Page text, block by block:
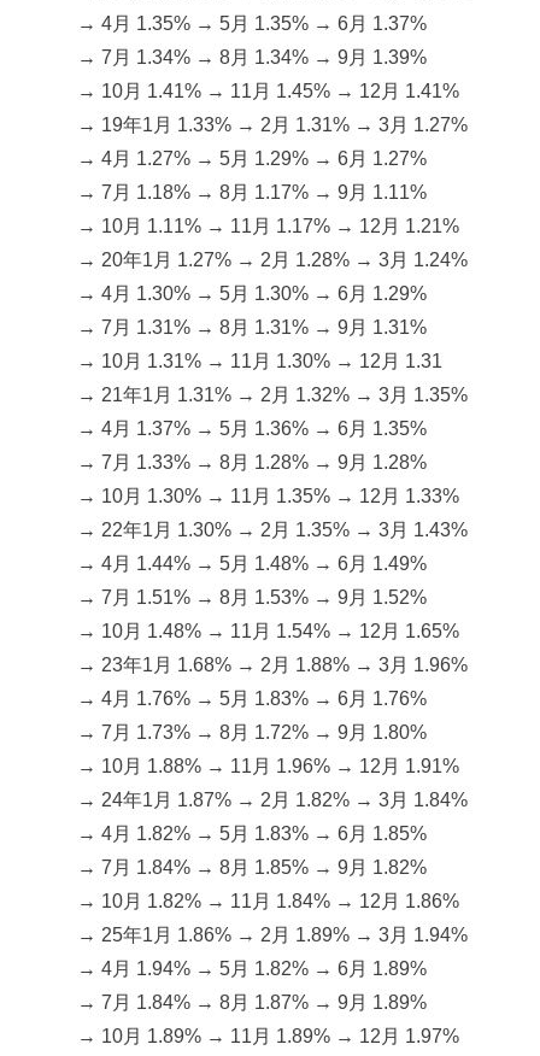
→ 4月 1.35% → 5月 1.35% → 6月 1.37%
→ 7月 1.34% → 8月 1.34% → 9月 1.39%
→ 10月 1.41% → 11月 1.45% → 12月 1.41%
→ 19年1月 1.33% → 2月 1.31% → 3月 1.27%
→ 4月 1.27% → 5月 1.29% → 6月 1.27%
→ 7月 1.18% → 8月 1.17% → 9月 1.11%
→ 10月 1.11% → 11月 1.17% → 12月 1.21%
→ 20年1月 1.27% → 2月 1.28% → 3月 1.24%
→ 4月 1.30% → 5月 1.30% → 6月 1.29%
→ 7月 1.31% → 8月 1.31% → 9月 1.31%
→ 10月 1.31% → 11月 1.30% → 12月 1.31
→ 21年1月 1.31% → 2月 1.32% → 3月 1.35%
→ 4月 1.37% → 5月 1.36% → 6月 1.35%
→ 7月 1.33% → 8月 1.28% → 9月 1.28%
→ 10月 1.30% → 11月 1.35% → 12月 1.33%
→ 22年1月 1.30% → 2月 1.35% → 3月 1.43%
→ 4月 1.44% → 5月 1.48% → 6月 1.49%
→ 7月 1.51% → 8月 1.53% → 9月 1.52%
→ 10月 1.48% → 11月 1.54% → 12月 1.65%
→ 23年1月 1.68% → 2月 1.88% → 3月 1.96%
→ 4月 1.76% → 5月 1.83% → 6月 1.76%
→ 7月 1.73% → 8月 1.72% → 9月 1.80%
→ 10月 1.88% → 11月 1.96% → 12月 1.91%
→ 24年1月 1.87% → 2月 1.82% → 3月 1.84%
→ 4月 1.82% → 5月 1.83% → 6月 1.85%
→ 7月 1.84% → 8月 1.85% → 9月 1.82%
→ 10月 1.82% → 11月 1.84% → 12月 1.86%
→ 25年1月 1.86% → 2月 1.89% → 3月 1.94%
→ 4月 1.94% → 5月 1.82% → 6月 1.89%
→ 7月 1.84% → 8月 1.87% → 9月 1.89%
→ 10月 1.89% → 11月 1.89% → 12月 1.97%